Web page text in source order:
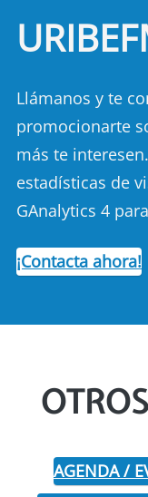
Llámanos y te
promocionarte
más te
estadísticas de
GAnalytics 4
¡Contacta ahora!
AGENDA /